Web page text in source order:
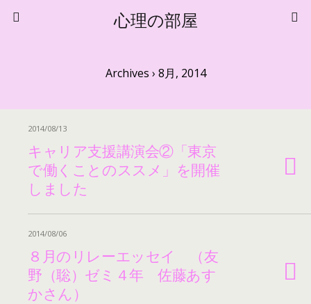
心理の部屋
Archives › 8月, 2014
2014/08/13
キャリア支援講演会②「東京
で働くことのススメ」を開催
しました
2014/08/06
８月のリレーエッセイ （友
野（聡）ゼミ４年 佐藤あす
かさん）